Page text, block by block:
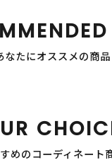
なたにオススメの商品
めのコーディネート